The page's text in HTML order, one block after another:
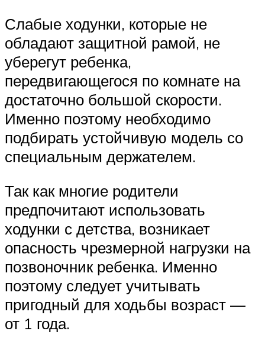
Слабые ходунки, которые не
обладают защитной рамой, не
уберегут ребенка,
передвигающегося по комнате на
достаточно большой скорости.
Именно поэтому необходимо
подбирать устойчивую модель со
специальным держателем.
Так как многие родители
предпочитают использовать
ходунки с детства, возникает
опасность чрезмерной нагрузки на
позвоночник ребенка. Именно
поэтому следует учитывать
пригодный для ходьбы возраст —
от 1 года.